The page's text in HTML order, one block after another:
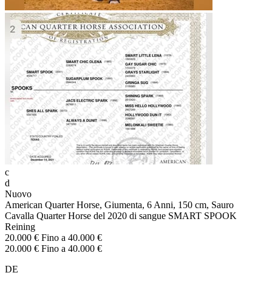
c
d
Nuovo
American Quarter Horse, Giumenta, 6 Anni, 150 cm, Sauro
Cavalla Quarter Horse del 2020 di sangue SMART SPOOK
Reining
20.000 € Fino a 40.000 €
20.000 € Fino a 40.000 €
DE